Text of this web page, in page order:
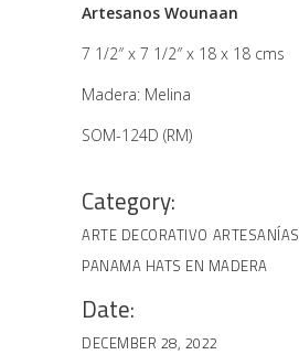
Artesanos Wounaan
7 1/2″ x 7 1/2″ x 18 x 18 cms
Madera: Melina
SOM-124D (RM)
Category:
ARTE DECORATIVO ARTESANÍAS
PANAMA HATS EN MADERA
Date:
DECEMBER 28, 2022